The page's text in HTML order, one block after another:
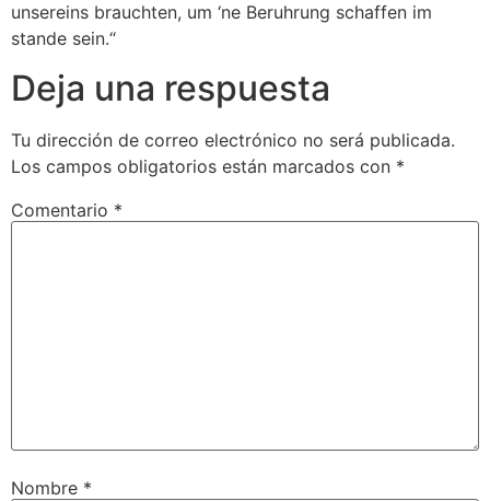
unsereins brauchten, um ‘ne Beruhrung schaffen im
stande sein.“
Deja una respuesta
Tu dirección de correo electrónico no será publicada.
Los campos obligatorios están marcados con *
Comentario *
Nombre *